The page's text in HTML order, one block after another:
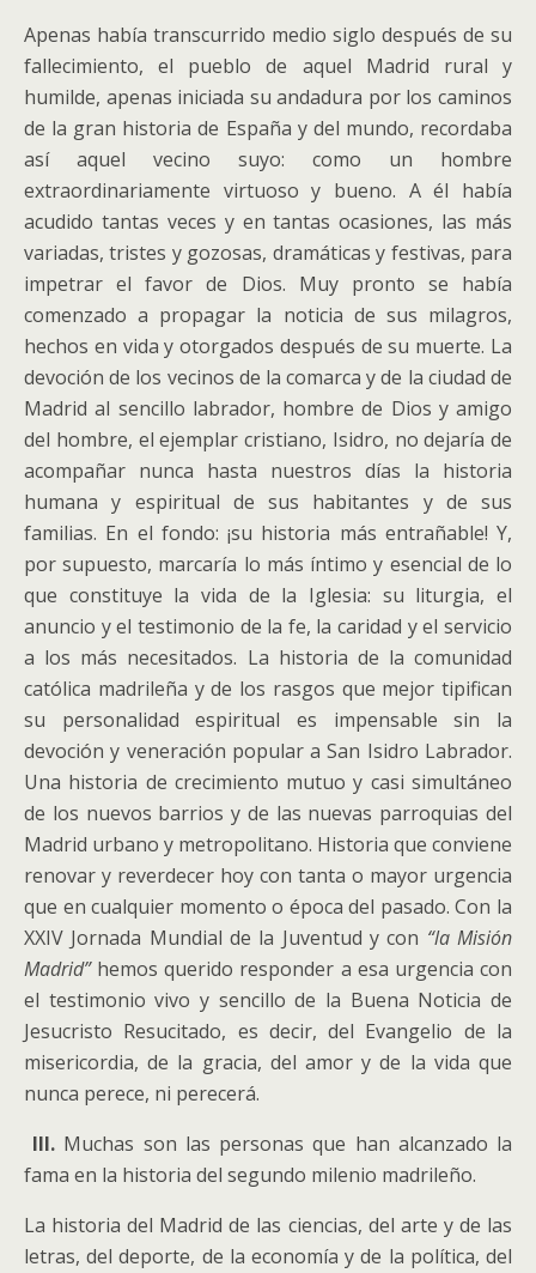
Apenas había transcurrido medio siglo después de su
fallecimiento, el pueblo de aquel Madrid rural y
humilde, apenas iniciada su andadura por los caminos
de la gran historia de España y del mundo, recordaba
así aquel vecino suyo: como un hombre
extraordinariamente virtuoso y bueno. A él había
acudido tantas veces y en tantas ocasiones, las más
variadas, tristes y gozosas, dramáticas y festivas, para
impetrar el favor de Dios. Muy pronto se había
comenzado a propagar la noticia de sus milagros,
hechos en vida y otorgados después de su muerte. La
devoción de los vecinos de la comarca y de la ciudad de
Madrid al sencillo labrador, hombre de Dios y amigo
del hombre, el ejemplar cristiano, Isidro, no dejaría de
acompañar nunca hasta nuestros días la historia
humana y espiritual de sus habitantes y de sus
familias. En el fondo: ¡su historia más entrañable! Y,
por supuesto, marcaría lo más íntimo y esencial de lo
que constituye la vida de la Iglesia: su liturgia, el
anuncio y el testimonio de la fe, la caridad y el servicio
a los más necesitados. La historia de la comunidad
católica madrileña y de los rasgos que mejor tipifican
su personalidad espiritual es impensable sin la
devoción y veneración popular a San Isidro Labrador.
Una historia de crecimiento mutuo y casi simultáneo
de los nuevos barrios y de las nuevas parroquias del
Madrid urbano y metropolitano. Historia que conviene
renovar y reverdecer hoy con tanta o mayor urgencia
que en cualquier momento o época del pasado. Con la
XXIV Jornada Mundial de la Juventud y con “la Misión
Madrid”hemos querido responder a esa urgencia con
el testimonio vivo y sencillo de la Buena Noticia de
Jesucristo Resucitado, es decir, del Evangelio de la
misericordia, de la gracia, del amor y de la vida que
nunca perece, ni perecerá.
III. Muchas son las personas que han alcanzado la
fama en la historia del segundo milenio madrileño.
La historia del Madrid de las ciencias, del arte y de las
letras, del deporte, de la economía y de la política, del